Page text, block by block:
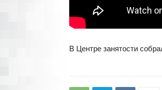
В Центре занятости